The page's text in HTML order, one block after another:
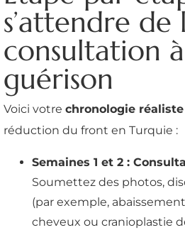
s’attendre de
consultation
guérison
Voici votre chronologie réaliste
réduction du front en Turquie :
Semaines 1 et 2 :
Soumettez des photos,
(par exemple,
cheveux ou cranioplastie